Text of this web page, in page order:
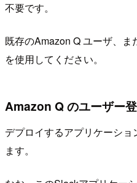
不要です。
既存のAmazon Q ユーザ、
を使用してください。
Amazon Q のユーザー
デプロイするアプリケーシ
ます。